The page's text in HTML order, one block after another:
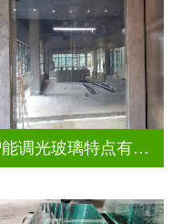
智能调光玻璃特点有哪些方面